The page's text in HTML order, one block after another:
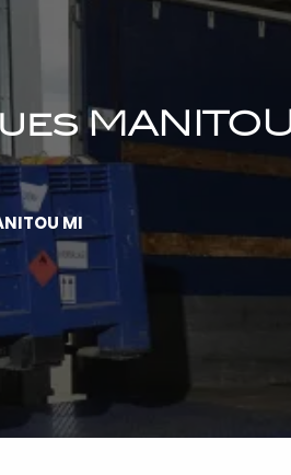
MANITOU
MI